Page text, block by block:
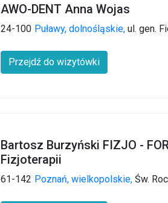
AWO-DENT Anna Wojas
24-100 Puławy, dolnośląskie, ul. gen.
Przejdź do wizytówki
Bartosz Burzyński FIZJO -
Fizjoterapii
61-142 Poznań, wielkopolskie, Św.